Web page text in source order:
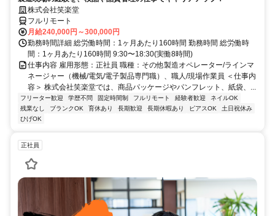
株式会社笑楽堂
フルリモート
月給240,000円～300,000円
勤務時間詳細 総労働時間：1ヶ月あたり160時間 勤務時間 総労働時
間：1ヶ月あたり160時間 9:30〜18:30(実働8時間)
仕事内容 雇用形態：正社員 職種：その他製造オペレーター/ラインマ
ネージャー（機械/電気/電子製品専門職）、職人/現場作業員 ＜仕事内
容＞ 株式会社笑楽堂では、商品パッケージやパンフレット、紙袋、...
フリーター歓迎 学歴不問 固定時間制 フルリモート 経験者歓迎
ネイルOK
残業なし
ブランクOK 育休あり 長期歓迎 長期休暇あり ピアスOK
土日祝休み
ひげOK
正社員